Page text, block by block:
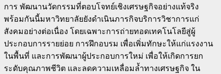
การ พัฒนานวัดกรรมที่ตอบโจทย์เชิงเศรษฐกิจอย่างแท้จริง
พร้อมกันนี้มหาวิทยาลัยยังดำเนินภารกิจบริการวิชาการแก่
สังคมอย่างต่อเนื่อง โดยเฉพาะการถ่ายทอดเทคโนโลยีสู่ผู้
ประกอบการรายย่อย การฝึกอบรม เพื่อเพิ่มทักษะให้แก่แรงงาน
ในพื้นที่ และการพัฒนาผู้ประกอบการใหม่ เพื่อให้เกิดการยก
ระดับคุณภาพชีวิต และลดความเหลื่อมล้ำทางเศรษฐกิจ ใน